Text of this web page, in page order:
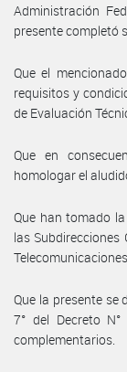
Administración
presente completó
Que el
requisitos y
de Evaluación
Que en
homologar el
Que han tomado
las
Que la presente
7° del Decreto
complementarios.